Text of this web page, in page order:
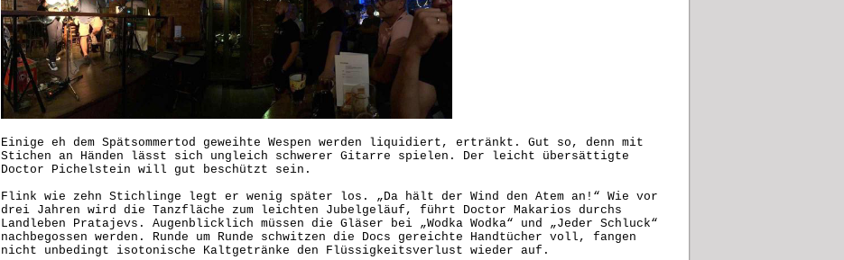
Einige eh dem Spätsommertod geweihte Wespen werden liquidiert, ertränkt. Gut so, denn mit
Stichen an Händen lässt sich ungleich schwerer Gitarre spielen. Der leicht übersättigte
Doctor Pichelstein will gut beschützt sein.
Flink wie zehn Stichlinge legt er wenig später los. „Da hält der Wind den Atem an!“ Wie vor
drei Jahren wird die Tanzfläche zum leichten Jubelgeläuf, führt Doctor Makarios durchs
Landleben Pratajevs. Augenblicklich müssen die Gläser bei „Wodka Wodka“ und „Jeder Schluck“
nachbegossen werden. Runde um Runde schwitzen die Docs gereichte Handtücher voll, fangen
nicht unbedingt isotonische Kaltgetränke den Flüssigkeitsverlust wieder auf.